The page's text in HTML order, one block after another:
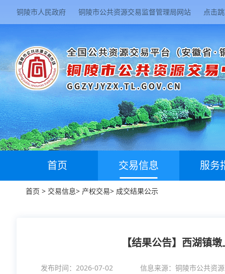
铜陵市人民政府 铜陵市公共资源交易监督管理局网站 点击
首页 交易信息 服务
首页 > 交易信息> 产权交易> 成交结果公示
【结果公告】西湖镇
发布时间：2026-07-02 信息来源： 铜陵市公共资